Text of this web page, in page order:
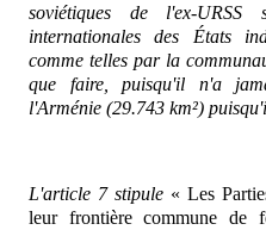
soviétiques de l'ex-URSS
internationales des États
comme telles par la
que faire, puisqu'il n'a
l'Arménie (29.743 km²)
L'article 7 stipule« Les
leur frontière commune de